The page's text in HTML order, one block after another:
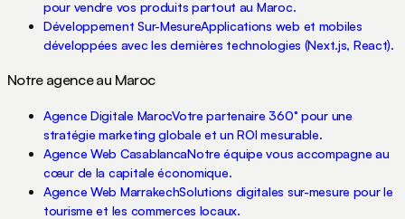
pour vendre vos produits partout au Maroc.
Développement Sur-MesureApplications web et mobiles
développées avec les dernières technologies (Next.js, React).
Notre agence au Maroc
Agence Digitale MarocVotre partenaire 360° pour une
stratégie marketing globale et un ROI mesurable.
Agence Web CasablancaNotre équipe vous accompagne au
cœur de la capitale économique.
Agence Web MarrakechSolutions digitales sur-mesure pour le
tourisme et les commerces locaux.